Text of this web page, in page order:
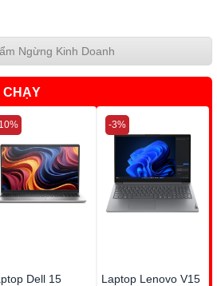
Ngừng Kinh Doanh
CHẠY
Dell 15
Laptop Lenovo V15
-3%